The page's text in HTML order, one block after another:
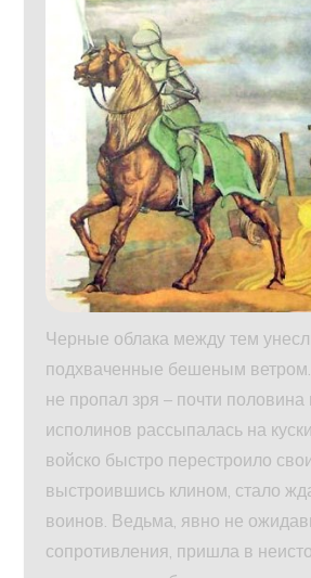
Черные облака между тем
подхваченные бешеным
не пропал зря – почти половина
исполинов рассыпалась на
войско быстро перестроило
выстроившись клином, стало
воинов. Ведьма, явно не
сопротивления, пришла в